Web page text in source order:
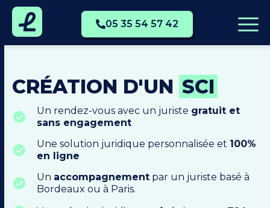
05 35 54 57 42
CRÉATION D'UN SCI
Un rendez-vous avec un juriste gratuit et
sans engagement
Une solution juridique personnalisée et 100%
en ligne
Un accompagnement par un juriste basé à
Bordeaux ou à Paris.